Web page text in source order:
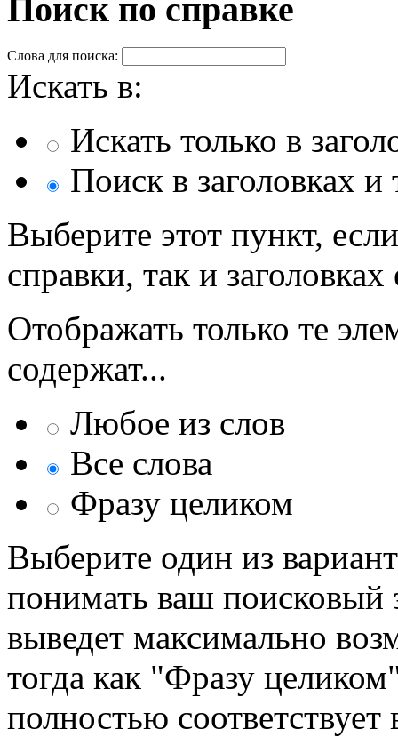
Поиск по справке
Слова для поиска:
Искать в:
Искать только в
Поиск в заголовках и
Выберите этот пункт,
справки, так и
Отображать только те
содержат...
Любое из слов
Все слова
Фразу целиком
Выберите один из
понимать ваш поисковый
выведет максимально
тогда как "Фразу
полностью